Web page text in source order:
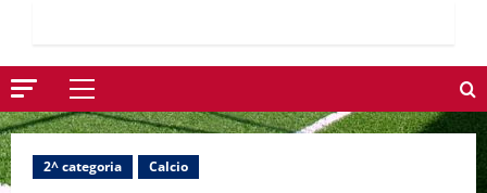
Menu
principale
2^ categoria Calcio